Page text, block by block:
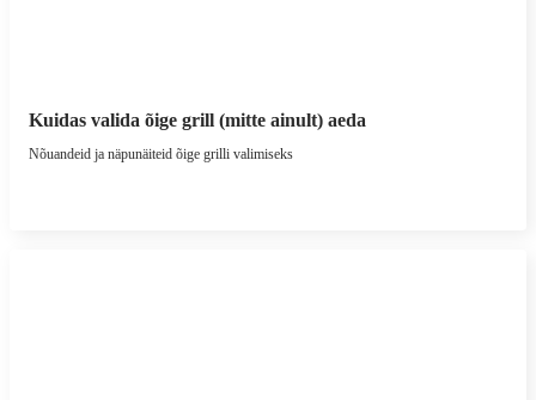
Kuidas valida õige grill (mitte ainult) aeda
Nõuandeid ja näpunäiteid õige grilli valimiseks